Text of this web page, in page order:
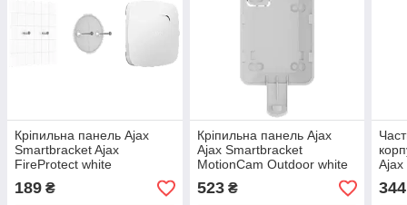
Кріпильна панель Ajax
Smartbracket Ajax
FireProtect white
189 ₴
Кріпильна панель Ajax
Ajax Smartbracket
MotionCam Outdoor white
523₴
Ajax
344